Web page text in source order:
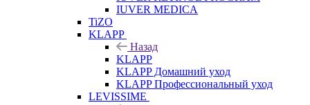
IUVER MEDICA
TiZO
KLAPP
Назад
KLAPP
KLAPP Домашний уход
KLAPP Профессиональный уход
LEVISSIME